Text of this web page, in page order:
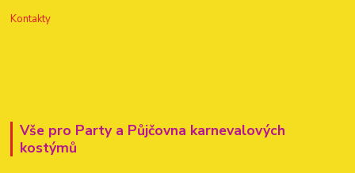
Kontakty
Vše pro Party a Půjčovna karnevalových
kostýmů